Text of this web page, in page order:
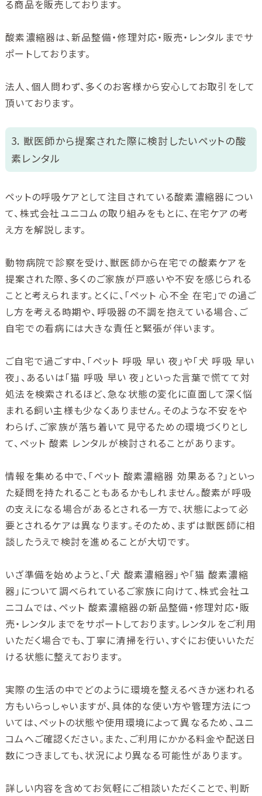
る商品を販売しております。
酸素濃縮器は、新品整備・修理対応・販売・レンタルまでサ
ポートしております。
法人、個人問わず、多くのお客様から安心してお取引をして
頂いております。
3. 獣医師から提案された際に検討したいペットの酸
素レンタル
ペットの呼吸ケアとして注目されている酸素濃縮器につい
て、株式会社ユニコムの取り組みをもとに、在宅ケアの考
え方を解説します。
動物病院で診察を受け、獣医師から在宅での酸素ケアを
提案された際、多くのご家族が戸惑いや不安を感じられる
ことと考えられます。とくに、「ペット 心不全 在宅」での過ご
し方を考える時期や、呼吸器の不調を抱えている場合、ご
自宅での看病には大きな責任と緊張が伴います。
ご自宅で過ごす中、「ペット 呼吸 早い 夜」や「犬 呼吸 早い
夜」、あるいは「猫 呼吸 早い 夜」といった言葉で慌てて対
処法を検索されるほど、急な状態の変化に直面して深く悩
まれる飼い主様も少なくありません。そのような不安をや
わらげ、ご家族が落ち着いて見守るための環境づくりとし
て、ペット 酸素 レンタルが検討されることがあります。
情報を集める中で、「ペット 酸素濃縮器 効果ある？」といっ
た疑問を持たれることもあるかもしれません。酸素が呼吸
の支えになる場合があるとされる一方で、状態によって必
要とされるケアは異なります。そのため、まずは獣医師に相
談したうえで検討を進めることが大切です。
いざ準備を始めようと、「犬 酸素濃縮器」や「猫 酸素濃縮
器」について調べられているご家族に向けて、株式会社ユ
ニコムでは、ペット 酸素濃縮器の新品整備・修理対応・販
売・レンタルまでをサポートしております。レンタルをご利用
いただく場合でも、丁寧に清掃を行い、すぐにお使いいただ
ける状態に整えております。
実際の生活の中でどのように環境を整えるべきか迷われる
方もいらっしゃいますが、具体的な使い方や管理方法につ
いては、ペットの状態や使用環境によって異なるため、ユニ
コムへご確認ください。また、ご利用にかかる料金や配送日
数につきましても、状況により異なる可能性があります。
詳しい内容を含めてお気軽にご相談いただくことで、判断